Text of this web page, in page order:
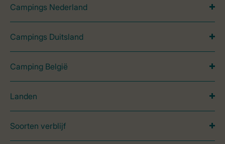
Campings Nederland
Campings Duitsland
Camping België
Landen
Soorten verblijf